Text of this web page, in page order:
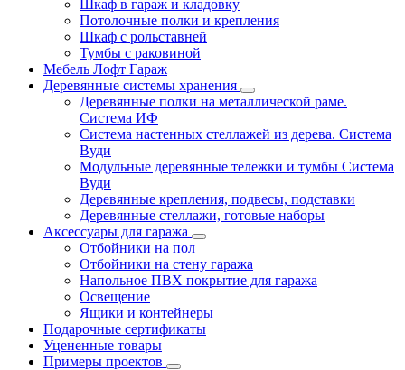
Шкаф в гараж и кладовку
Потолочные полки и крепления
Шкаф с рольставней
Тумбы с раковиной
Мебель Лофт Гараж
Деревянные системы хранения
Деревянные полки на металлической раме.
Система ИФ
Система настенных стеллажей из дерева. Система
Вуди
Модульные деревянные тележки и тумбы Система
Вуди
Деревянные крепления, подвесы, подставки
Деревянные стеллажи, готовые наборы
Аксессуары для гаража
Отбойники на пол
Отбойники на стену гаража
Напольное ПВХ покрытие для гаража
Освещение
Ящики и контейнеры
Подарочные сертификаты
Уцененные товары
Примеры проектов